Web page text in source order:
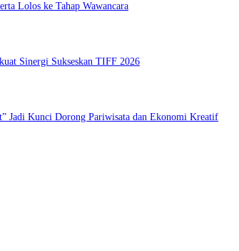
Lolos ke Tahap Wawancara
Sinergi Sukseskan TIFF 2026
Jadi Kunci Dorong Pariwisata dan Ekonomi Kreatif